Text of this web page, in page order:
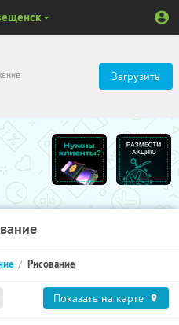
Загрузить
Рисование
Показать на карте